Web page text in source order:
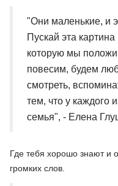
"Они маленькие, и
Пускай эта картина
которую мы
повесим, будем
смотреть,
тем, что у каждого
семья", - Елена
Где тебя хорошо знают и
громких слов.